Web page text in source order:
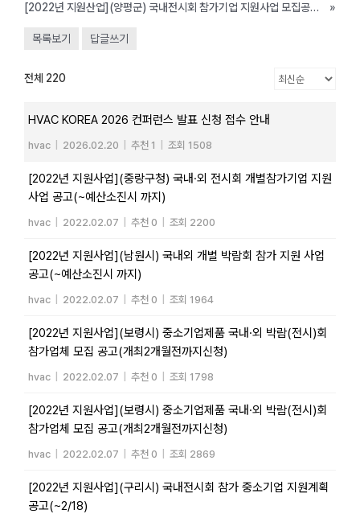
[2022년 지원산업](양평군) 국내전시회 참가기업 지원사업 모집공고(~2/25)
»
목록보기 답글쓰기
전체 220
HVAC KOREA 2026 컨퍼런스 발표 신청 접수 안내
hvac 2026.02.20 추천 1 조회 1508
[2022년 지원사업](중랑구청) 국내·외 전시회 개별참가기업 지원
사업 공고(~예산소진시 까지)
hvac 2022.02.07 추천 0 조회 2200
[2022년 지원사업](남원시) 국내외 개별 박람회 참가 지원 사업
공고(~예산소진시 까지)
hvac 2022.02.07 추천 0 조회 1964
[2022년 지원사업](보령시) 중소기업제품 국내·외 박람(전시)회
참가업체 모집 공고(개최2개월전까지신청)
hvac 2022.02.07 추천 0 조회 1798
[2022년 지원사업](보령시) 중소기업제품 국내·외 박람(전시)회
참가업체 모집 공고(개최2개월전까지신청)
hvac 2022.02.07 추천 0 조회 2869
[2022년 지원사업](구리시) 국내전시회 참가 중소기업 지원계획
공고(~2/18)